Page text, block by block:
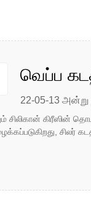
வெப்ப
22-05-13 அன்று
கிரீஸின்
சிலர்